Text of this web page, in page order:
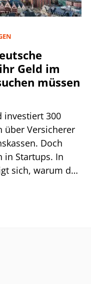
Geld im
müssen
investiert 300
über Versicherer
Doch
in Startups. In
sich, warum das